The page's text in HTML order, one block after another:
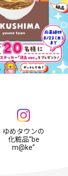
ゆめタウンの
化粧品“be
m@ke”